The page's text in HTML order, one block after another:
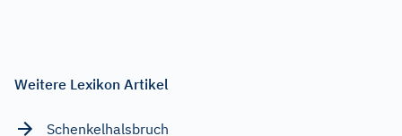
Weitere Lexikon Artikel
Schenkelhalsbruch